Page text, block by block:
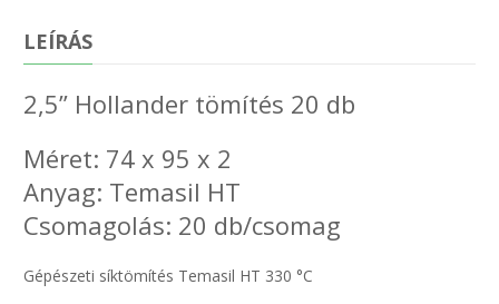
LEÍRÁS
2,5” Hollander tömítés 20 db
Méret: 74 x 95 x 2
Anyag: Temasil HT
Csomagolás: 20 db/csomag
Gépészeti síktömítés Temasil HT 330 °C